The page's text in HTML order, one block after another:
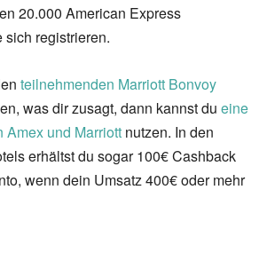
20.000 American Express
sich registrieren.
teilnehmenden Marriott Bonvoy
was dir zusagt, dann kannst du eine
Amex und Marriott nutzen. In den
erhältst du sogar 100€ Cashback
wenn dein Umsatz 400€ oder mehr